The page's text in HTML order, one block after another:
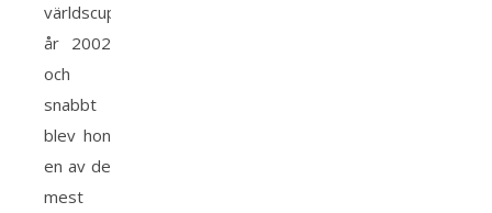
världscupen
år 2002
och
snabbt
blev hon
en av de
mest